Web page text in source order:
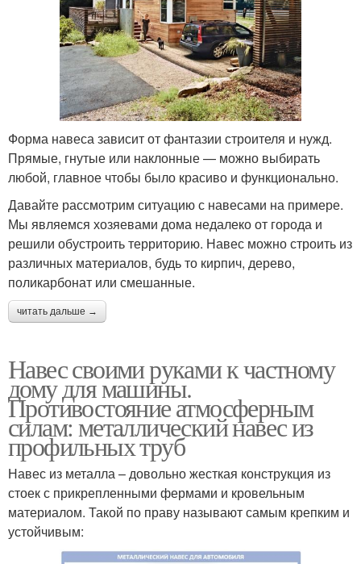
Форма навеса зависит от фантазии строителя и нужд.
Прямые, гнутые или наклонные — можно выбирать
любой, главное чтобы было красиво и функционально.
Давайте рассмотрим ситуацию с навесами на примере.
Мы являемся хозяевами дома недалеко от города и
решили обустроить территорию. Навес можно строить из
различных материалов, будь то кирпич, дерево,
поликарбонат или смешанные.
читать дальше →
Навес своими руками к частному
дому для машины.
Противостояние атмосферным
силам: металлический навес из
профильных труб
Навес из металла – довольно жесткая конструкция из
стоек с прикрепленными фермами и кровельным
материалом. Такой по праву называют самым крепким и
устойчивым: